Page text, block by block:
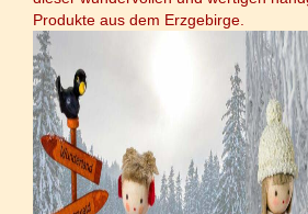
Produkte aus dem Erzgebirge.